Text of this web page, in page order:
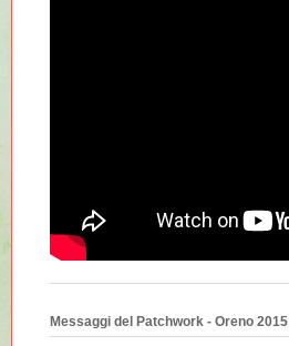
Messaggi del Patchwork - Oreno 2015